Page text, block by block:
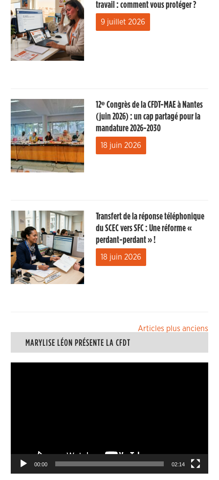
travail : comment vous protéger ?
9 juillet 2026
12ᵉ Congrès de la CFDT-MAE à Nantes
(juin 2026) : un cap partagé pour la
mandature 2026-2030
18 juin 2026
Transfert de la réponse téléphonique
du SCEC vers SFC : Une réforme «
perdant-perdant » !
18 juin 2026
Navigation
des
articles
Articles plus anciens
MARYLISE LÉON PRÉSENTE LA CFDT
00:00 02:14